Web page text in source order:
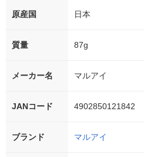
原産国 日本
質量 87g
メーカー名 マルアイ
JANコード 4902850121842
ブランド マルアイ